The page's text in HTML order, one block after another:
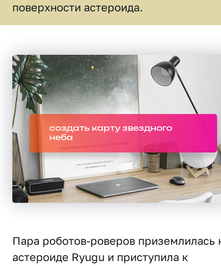
поверхности астероида.
создать карту звездного
неба
Пара роботов-роверов приземлилась
астероиде Ryugu и приступила к